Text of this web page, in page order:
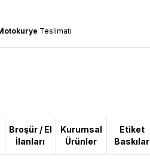
Teslimatı
Broşür / El
İlanları
Kurumsal
Ürünler
Etiket
Baskılar